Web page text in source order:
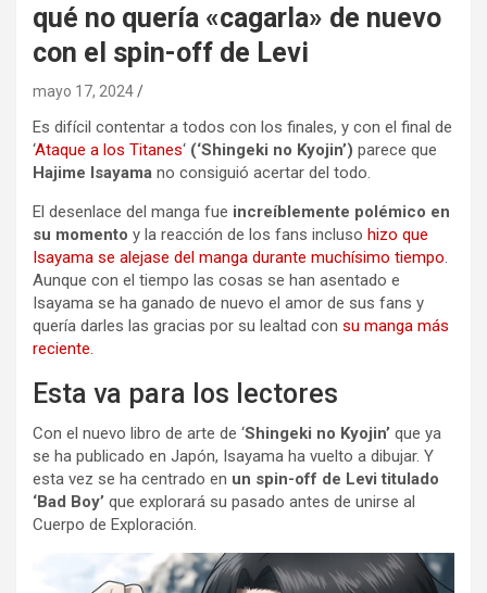
qué no quería «cagarla» de nuevo
con el spin-off de Levi
mayo 17, 2024
Es difícil contentar a todos con los finales, y con el final de
‘Ataque a los Titanes‘ (‘Shingeki no Kyojin’) parece que
Hajime Isayama no consiguió acertar del todo.
El desenlace del manga fue increíblemente polémico en
su momento y la reacción de los fans incluso hizo que
Isayama se alejase del manga durante muchísimo tiempo.
Aunque con el tiempo las cosas se han asentado e
Isayama se ha ganado de nuevo el amor de sus fans y
quería darles las gracias por su lealtad con su manga más
reciente.
Esta va para los lectores
Con el nuevo libro de arte de ‘Shingeki no Kyojin’ que ya
se ha publicado en Japón, Isayama ha vuelto a dibujar. Y
esta vez se ha centrado en un spin-off de Levi titulado
‘Bad Boy’ que explorará su pasado antes de unirse al
Cuerpo de Exploración.